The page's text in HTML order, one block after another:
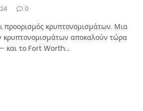
0
προορισμός κρυπτονομισμάτων. Μια
κρυπτονομισμάτων αποκαλούν τώρα
και το Fort Worth…